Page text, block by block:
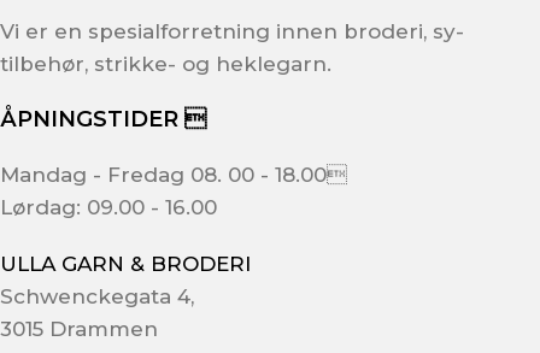
Vi er en spesialforretning innen broderi, sy-
tilbehør, strikke- og heklegarn.
ÅPNINGSTIDER 
Mandag - Fredag 08. 00 - 18.00
Lørdag: 09.00 - 16.00
ULLA GARN & BRODERI
Schwenckegata 4,
3015 Drammen